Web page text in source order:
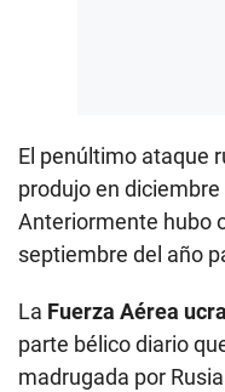
El penúltimo ataque
produjo en
Anteriormente hubo
septiembre del año
La Fuerza Aérea
parte bélico diario
madrugada por